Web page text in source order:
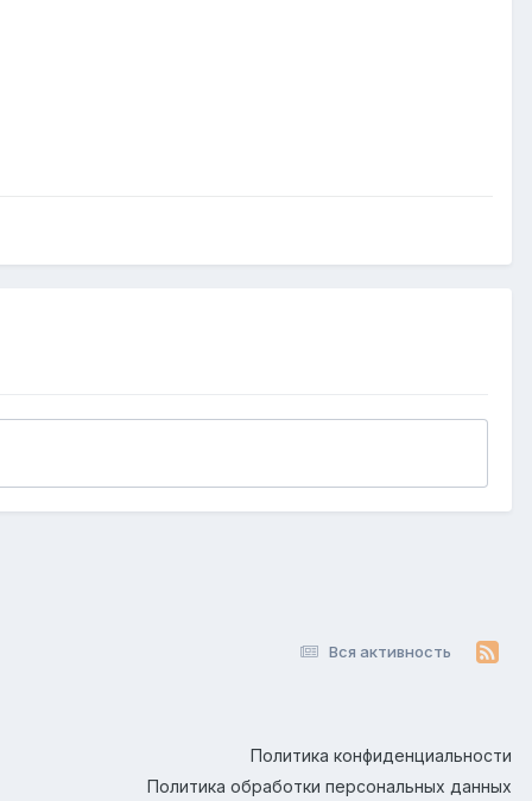
Вся активность
Политика конфиденциальности
Политика обработки персональных данных